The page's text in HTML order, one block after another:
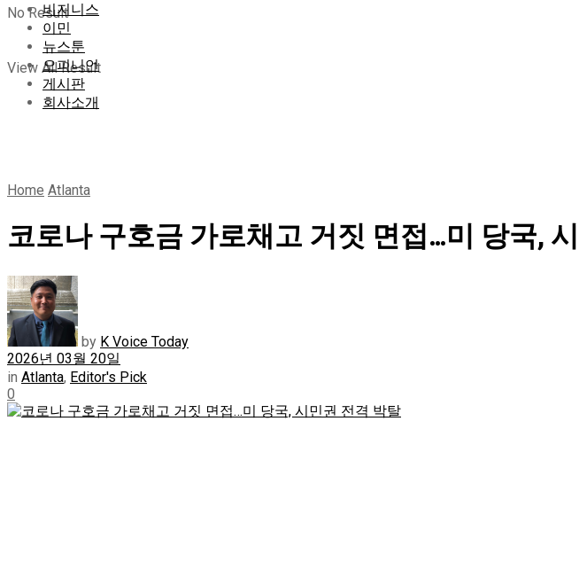
No Result
View All Result
비지니스
이민
뉴스툰
오피니언
게시판
회사소개
Home Atlanta
코로나 구호금 가로채고 거짓 면접…미 당국,
by K Voice Today
2026년 03월 20일
in Atlanta, Editor's Pick
0